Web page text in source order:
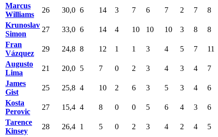
Marcus
Williams
26 30,0 6 14 3 7 6 7 2 7
8
Krunoslav
Simon
27 33,0 6 14 4 10 10 10 3 8
8
Fran
Vázquez
29 24,8 8 12 1 1 3 4 5 7
11
Augusto
Lima
21 20,0 5 7 0 2 3 4 3 4
7
James
Gist
25 25,8 4 10 2 6 3 5 3 4
6
Kosta
Perovic
27 15,4 4 8 0 0 5 6 4 3
6
Tarence
Kinsey
28 26,4 1 5 0 2 3 4 2 4
5